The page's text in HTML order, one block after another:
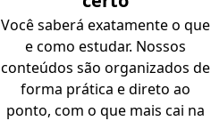
Você saberá exatamente o que
e como estudar. Nossos
conteúdos são organizados de
forma prática e direto ao
ponto, com o que mais cai na